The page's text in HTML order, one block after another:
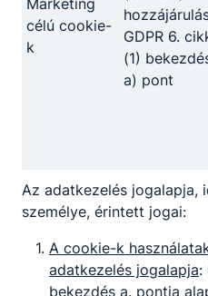
célú cookie-
k
GDPR 6.
(1)
a) pont
Az adatkezelés jogalapja,
személye, érintett jogai:
A cookie-k
adatkezelés jogalapja:
bekezdés a. pontja